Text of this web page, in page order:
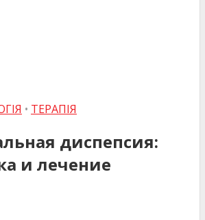
• ТЕРАПІЯ
диспепсия:
и лечение